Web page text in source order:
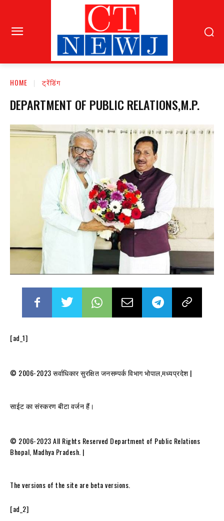
HOME ट्रेंडिंग
DEPARTMENT OF PUBLIC RELATIONS,M.P.
[ad_1]
© 2006-2023 सर्वाधिकार सुरक्षित जनसम्पर्क विभाग भोपाल,मध्यप्रदेश |
साईट का संस्करण बीटा वर्जन हैं।
© 2006-2023 All Rights Reserved Department of Public Relations
Bhopal, Madhya Pradesh. |
The versions of the site are beta versions.
[ad_2]